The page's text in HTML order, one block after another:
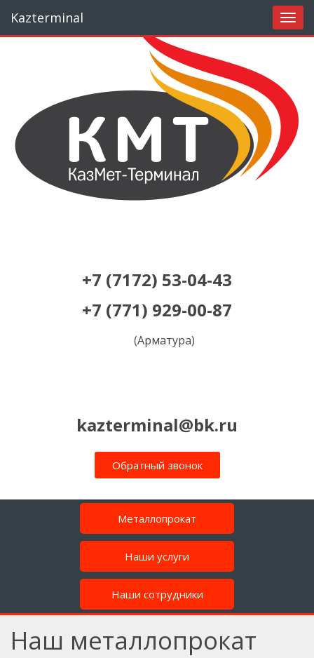
основному
Kazterminal
+7 (7172) 53-04-43
+7 (771) 929-00-87
(Арматура)
kazterminal@bk.ru
Обратный звонок
Металлопрокат
Наши услуги
Наши сотрудники
Наш металлопрокат